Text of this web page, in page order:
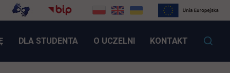
LINK OTWIERA SIĘ W NOWEJ KARCIE
DLA STUDENTA O UCZELNI KONTAKT